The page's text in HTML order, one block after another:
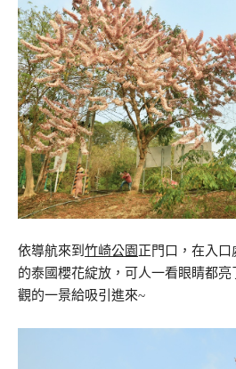
依導航來到 竹崎公園 正門口，在入
的泰國櫻花綻放，可人一看眼睛都
觀的一景給吸引進來~